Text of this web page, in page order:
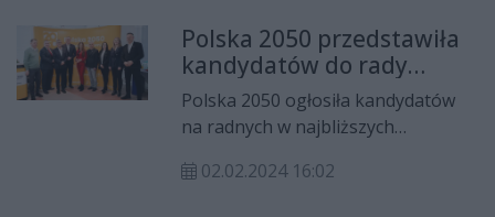
Witkowskiego. Łukasz Kościelniak
rozmawiał ze swoim gościem m.in. o
programie wyborczym, pomyśle na
miasto czy starcie przedstawicieli
Polski 2050 z list paktu Radosława
Witkowskiego.
Polska 2050 przedstawiła
kandydatów do rady
miejskiej
Polska 2050 ogłosiła kandydatów
na radnych w najbliższych
wspólnej liście Paktu
02.02.2024 16:02